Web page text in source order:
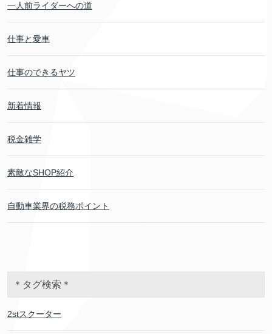
一人前ライダーへの道
仕事と愛車
仕事のできるヤツ
新着情報
税金雑学
素敵なSHOP紹介
自動車業界の税務ポイント
＊タグ検索＊
2stスクーター